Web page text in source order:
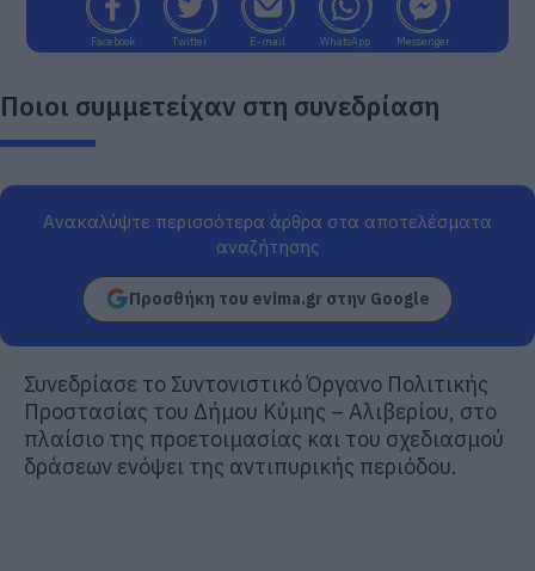
Facebook Twitter E-mail WhatsApp Messenger
Ποιοι συμμετείχαν στη συνεδρίαση
Ανακαλύψτε περισσότερα άρθρα στα αποτελέσματα
αναζήτησης
Προσθήκη του evima.gr στην Google
Συνεδρίασε το Συντονιστικό Όργανο Πολιτικής
Προστασίας του Δήμου Κύμης – Αλιβερίου, στο
πλαίσιο της προετοιμασίας και του σχεδιασμού
δράσεων ενόψει της αντιπυρικής περιόδου.